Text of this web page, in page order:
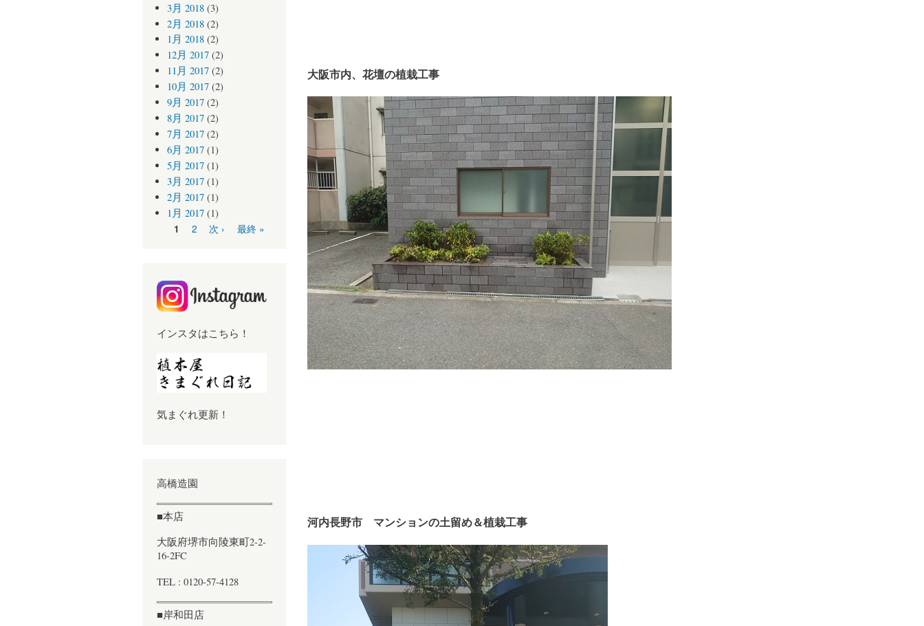
3月 2018(3)
2月 2018(2)
1月 2018(2)
12月 2017(2)
11月 2017(2)
10月 2017(2)
9月 2017(2)
8月 2017(2)
7月 2017(2)
6月 2017(1)
5月 2017(1)
3月 2017(1)
2月 2017(1)
1月 2017(1)
ページ
1 2 次 › 最終 »
インスタはこちら！
気まぐれ更新！
高橋造園
■本店
大阪府堺市向陵東町2-2-
16-2FC
TEL : 0120-57-4128
■岸和田店
大阪市内、花壇の植栽工事
河内長野市 マンションの土留め＆植栽工事